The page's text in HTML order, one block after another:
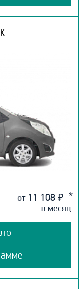
от 11 108 ₽
в месяц